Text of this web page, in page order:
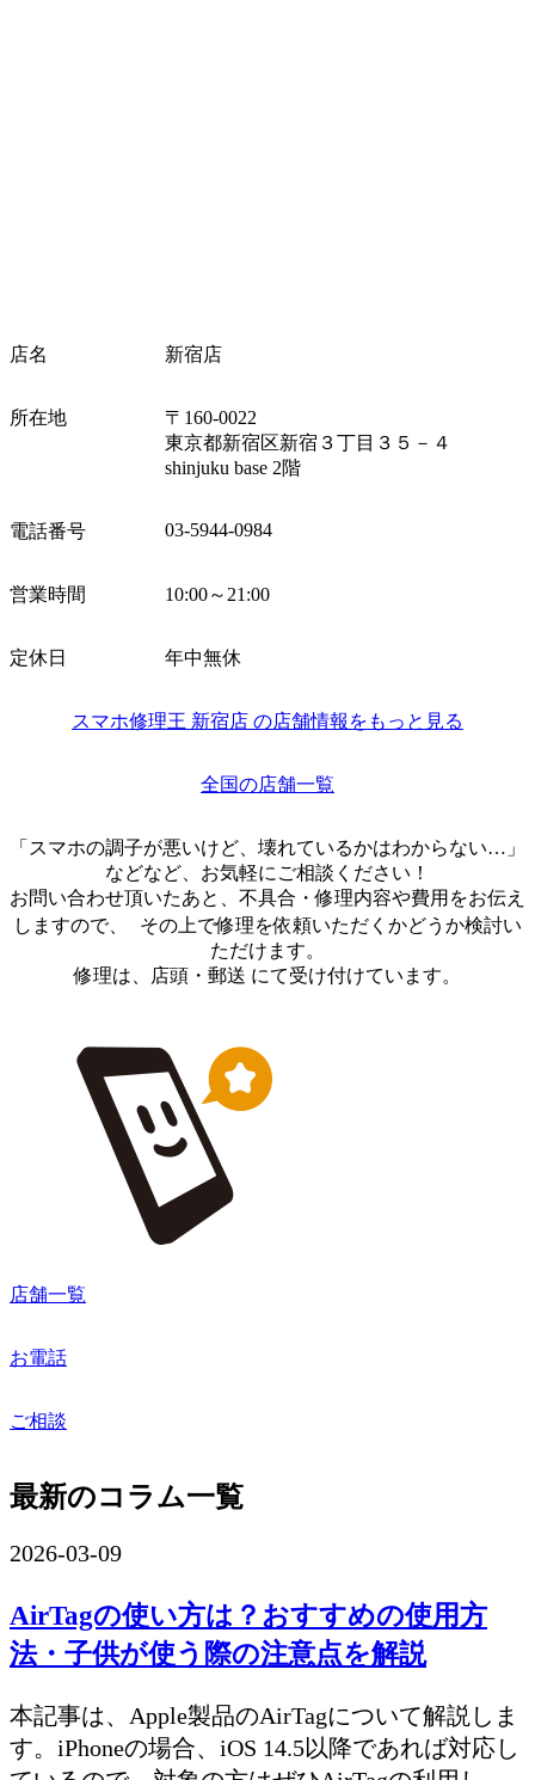
店名 新宿店
所在地
〒160-0022
東京都新宿区新宿３丁目３５－４
shinjuku base 2階
電話番号 03-5944-0984
営業時間 10:00～21:00
定休日 年中無休
スマホ修理王 新宿店 の店舗情報をもっと見る
全国の店舗一覧
「スマホの調子が悪いけど、壊れているかはわからない…」
などなど、お気軽にご相談ください！
お問い合わせ頂いたあと、不具合・修理内容や費用をお伝え
しますので、 その上で修理を依頼いただくかどうか検討い
ただけます。
修理は、店頭・郵送 にて受け付けています。
店舗一覧
お電話
ご相談
最新のコラム一覧
2026-03-09
AirTagの使い方は？おすすめの使用方
法・子供が使う際の注意点を解説
本記事は、Apple製品のAirTagについて解説しま
す。iPhoneの場合、iOS 14.5以降であれば対応し